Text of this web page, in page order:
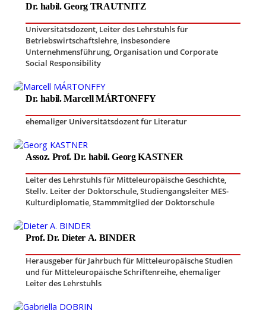
Dr. habil. Georg TRAUTNITZ
Universitätsdozent Leiter des Lehrstuhls für
Betriebswirtschaftslehre, insbesondere
Unternehmensführung, Organisation und Corporate
Social Responsibility
Dr. habil. Marcell MÁRTONFFY
ehemaliger Universitätsdozent für Literatur
Assoz. Prof. Dr. habil. Georg KASTNER
Leiter des Lehrstuhls für Mitteleuropäische Geschichte
Stellv. Leiter der Doktorschule, Studiengangsleiter MES-
Kulturdiplomatie Stammmitglied der Doktorschule
Prof. Dr. Dieter A. BINDER
Herausgeber für Jahrbuch für Mitteleuropäische Studien
und für Mitteleuropäische Schriftenreihe ehemaliger
Leiter des Lehrstuhls